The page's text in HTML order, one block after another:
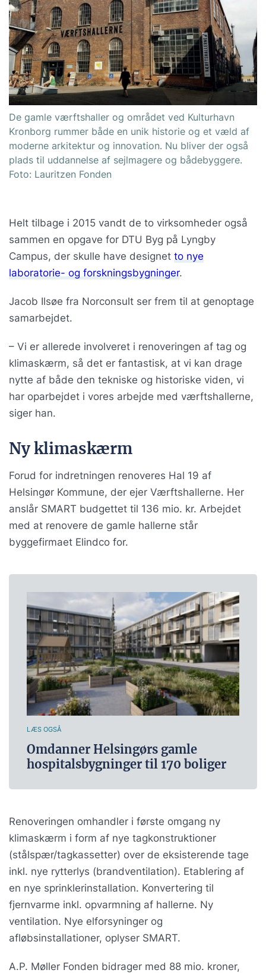
De gamle værftshaller og området ved Kulturhavn
Kronborg rummer både en unik historie og et væld af
moderne arkitektur og innovation. Nu bliver der også
plads til uddannelse af sejlmagere og bådebyggere.
Foto: Lauritzen Fonden
Helt tilbage i 2015 vandt de to virksomheder også
sammen en opgave for DTU Byg på Lyngby
Campus, der skulle have designet to nye
laboratorie- og forskningsbygninger.
Jacob Ilsøe fra Norconsult ser frem til at genoptage
samarbejdet.
– Vi er allerede involveret i renoveringen af tag og
klimaskærm, så det er fantastisk, at vi kan drage
nytte af både den tekniske og historiske viden, vi
har oparbejdet i vores arbejde med værftshallerne,
siger han.
Ny klimaskærm
Forud for indretningen renoveres Hal 19 af
Helsingør Kommune, der ejer Værftshallerne. Her
anslår SMART budgettet til 136 mio. kr. Arbejdet
med at renovere de gamle hallerne står
byggefirmaet Elindco for.
LÆS OGSÅ
Omdanner Helsingørs gamle
hospitalsbygninger til 170 boliger
Renoveringen omhandler i første omgang ny
klimaskærm i form af nye tagkonstruktioner
(stålspær/tagkassetter) over de eksisterende tage
inkl. nye rytterlys (brandventilation). Etablering af
en nye sprinklerinstallation. Konvertering til
fjernvarme inkl. opvarmning af hallerne. Ny
ventilation. Nye elforsyninger og
afløbsinstallationer, oplyser SMART.
A.P. Møller Fonden bidrager med 88 mio. kroner,